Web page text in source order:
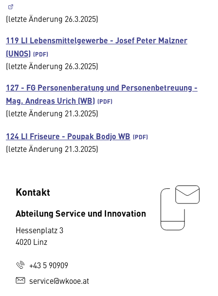
(letzte Änderung 26.3.2025)
119 LI Lebensmittelgewerbe - Josef Peter Malzner
(UNOS)
(letzte Änderung 26.3.2025)
127 - FG Personenberatung und Personenbetreuung -
Mag. Andreas Urich (WB)
(letzte Änderung 21.3.2025)
124 LI Friseure - Poupak Bodjo WB
(letzte Änderung 21.3.2025)
Kontakt
Abteilung Service und Innovation
Hessenplatz 3
4020 Linz
+43 5 90909
service@wkooe.at